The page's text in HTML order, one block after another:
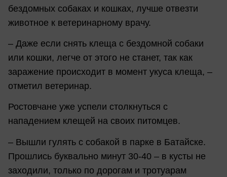
бездомных собаках и кошках, лучше отвезти
животное к ветеринарному врачу.
– Даже если снять клеща с бездомной собаки
или кошки, легче от этого не станет, так как
заражение происходит в момент укуса клеща, –
отметил ветеринар.
Ростовчане уже успели столкнуться с
нападением клещей на своих питомцев.
– Вышли гулять с собакой в парке в Батайске.
Прошлись буквально минут 30-40 – в кусты не
заходили, только по дорогам и тротуарам